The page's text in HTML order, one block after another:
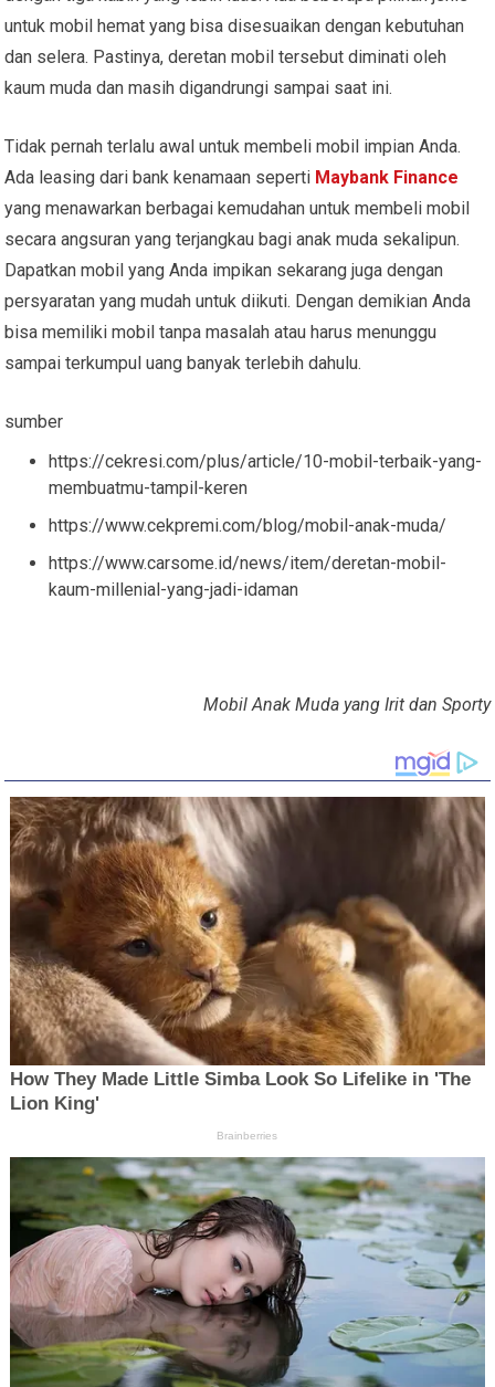
untuk mobil hemat yang bisa disesuaikan dengan kebutuhan
dan selera. Pastinya, deretan mobil tersebut diminati oleh
kaum muda dan masih digandrungi sampai saat ini.
Tidak pernah terlalu awal untuk membeli mobil impian Anda.
Ada leasing dari bank kenamaan seperti Maybank Finance
yang menawarkan berbagai kemudahan untuk membeli mobil
secara angsuran yang terjangkau bagi anak muda sekalipun.
Dapatkan mobil yang Anda impikan sekarang juga dengan
persyaratan yang mudah untuk diikuti. Dengan demikian Anda
bisa memiliki mobil tanpa masalah atau harus menunggu
sampai terkumpul uang banyak terlebih dahulu.
sumber
https://cekresi.com/plus/article/10-mobil-terbaik-yang-
membuatmu-tampil-keren
https://www.cekpremi.com/blog/mobil-anak-muda/
https://www.carsome.id/news/item/deretan-mobil-
kaum-millenial-yang-jadi-idaman
Mobil Anak Muda yang Irit dan Sporty